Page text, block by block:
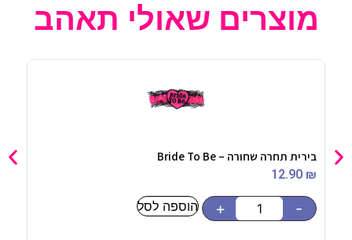
מוצרים שאולי תאהב
בירית תחרה שחורה – Bride To Be
12.90 ₪
-
+ הוספה לסל
תותח